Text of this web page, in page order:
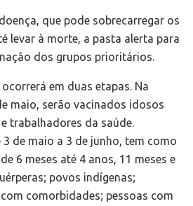
que pode sobrecarregar os
levar à morte, a pasta alerta para
dos grupos prioritários.
em duas etapas. Na
maio, serão vacinados idosos
trabalhadores da saúde.
3 de maio a 3 de junho, tem como
6 meses até 4 anos, 11 meses e
povos indígenas;
comorbidades; pessoas com